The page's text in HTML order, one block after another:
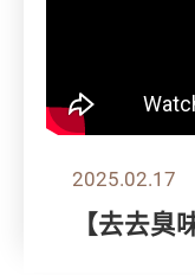
2025.02.17
【去去臭